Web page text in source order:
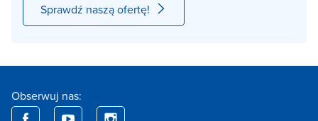
Sprawdź naszą ofertę!
Obserwuj nas: